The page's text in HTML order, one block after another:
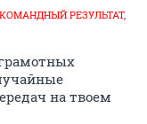
РЕЗУЛЬТАТ,
на твоем